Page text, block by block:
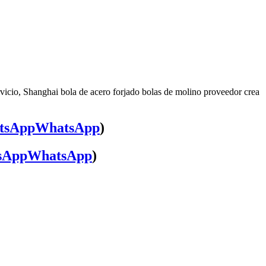
Shanghai bola de acero forjado bolas de molino proveedor crea
WhatsApp)
WhatsApp)